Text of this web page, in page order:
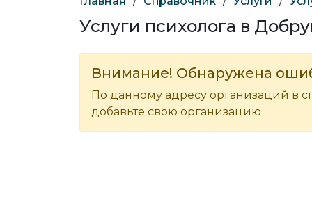
Услуги психолога в
Внимание! Обнаружена
По данному адресу организаций в
добавьте свою организацию